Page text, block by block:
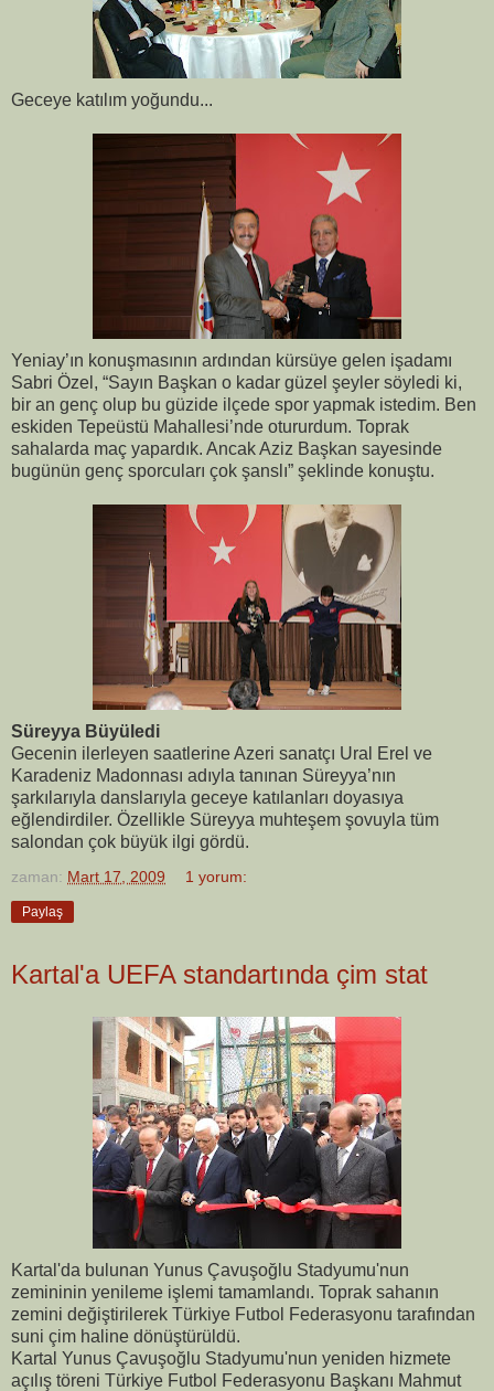
Geceye katılım yoğundu...
Yeniay’ın konuşmasının ardından kürsüye gelen işadamı
Sabri Özel, “Sayın Başkan o kadar güzel şeyler söyledi ki,
bir an genç olup bu güzide ilçede spor yapmak istedim. Ben
eskiden Tepeüstü Mahallesi’nde otururdum. Toprak
sahalarda maç yapardık. Ancak Aziz Başkan sayesinde
bugünün genç sporcuları çok şanslı” şeklinde konuştu.
Süreyya Büyüledi
Gecenin ilerleyen saatlerine Azeri sanatçı Ural Erel ve
Karadeniz Madonnası adıyla tanınan Süreyya’nın
şarkılarıyla danslarıyla geceye katılanları doyasıya
eğlendirdiler. Özellikle Süreyya muhteşem şovuyla tüm
salondan çok büyük ilgi gördü.
zaman: Mart 17, 2009 1 yorum:
Paylaş
Kartal'a UEFA standartında çim stat
Kartal'da bulunan Yunus Çavuşoğlu Stadyumu'nun
zemininin yenileme işlemi tamamlandı. Toprak sahanın
zemini değiştirilerek Türkiye Futbol Federasyonu tarafından
suni çim haline dönüştürüldü.
Kartal Yunus Çavuşoğlu Stadyumu'nun yeniden hizmete
açılış töreni Türkiye Futbol Federasyonu Başkanı Mahmut